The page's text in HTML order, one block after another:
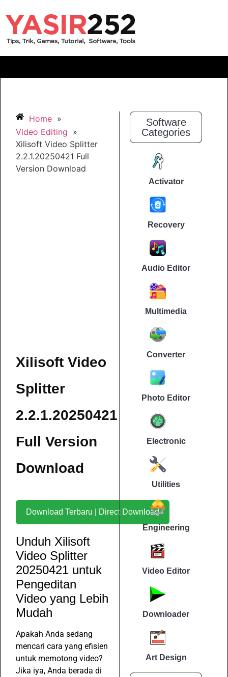
Home »
Video Editing »
Xilisoft Video Splitter
2.2.1.20250421 Full
Version Download
Xilisoft Video
Splitter
2.2.1.20250421
Full Version
Download
Download Terbaru | Direct Download
Unduh Xilisoft
Video Splitter
20250421 untuk
Pengeditan
Video yang Lebih
Mudah
Apakah Anda sedang
mencari cara yang efisien
untuk memotong video?
Jika iya, Anda berada di
Software
Categories
Activator
Recovery
Audio Editor
Multimedia
Converter
Photo Editor
Electronic
Utilities
Engineering
Video Editor
Downloader
Art Design